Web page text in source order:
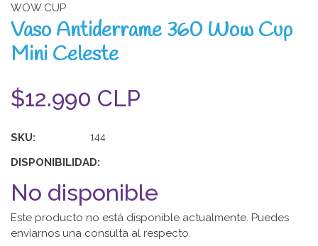
WOW CUP
Vaso Antiderrame 360 Wow Cup
Mini Celeste
$12.990 CLP
SKU: 144
DISPONIBILIDAD:
No disponible
Este producto no está disponible actualmente. Puedes
enviarnos una consulta al respecto.